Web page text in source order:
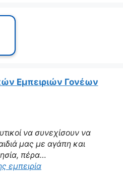
να συνεχίσουν να
μας με αγάπη και
πέρα…
εμπειρία“Η δασκάλα μας
Εμπειριών Γονέων